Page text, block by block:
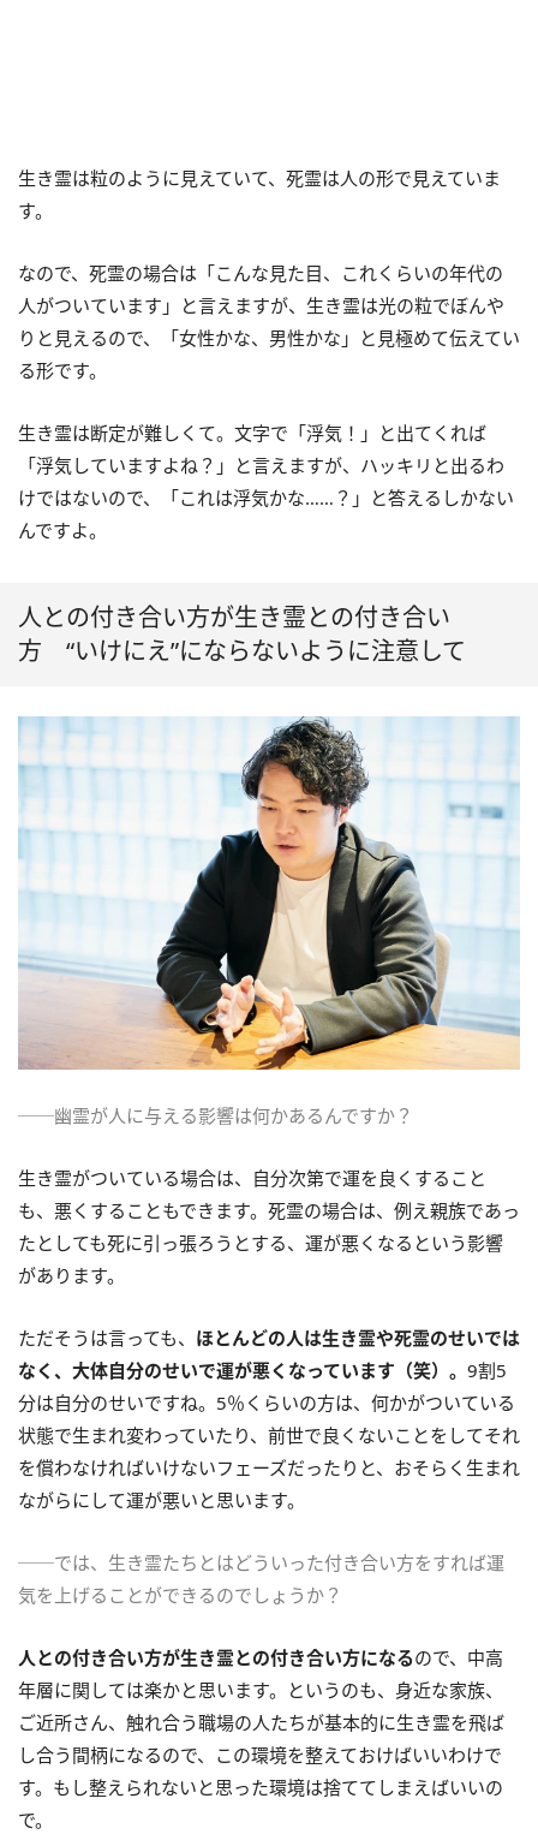
生き霊は粒のように見えていて、死霊は人の形で見えていま
す。
なので、死霊の場合は「こんな見た目、これくらいの年代の
人がついています」と言えますが、生き霊は光の粒でぼんや
りと見えるので、「女性かな、男性かな」と見極めて伝えてい
る形です。
生き霊は断定が難しくて。文字で「浮気！」と出てくれば
「浮気していますよね？」と言えますが、ハッキリと出るわ
けではないので、「これは浮気かな……？」と答えるしかない
んですよ。
人との付き合い方が生き霊との付き合い
方 “いけにえ”にならないように注意して
──幽霊が人に与える影響は何かあるんですか？
生き霊がついている場合は、自分次第で運を良くすること
も、悪くすることもできます。死霊の場合は、例え親族であっ
たとしても死に引っ張ろうとする、運が悪くなるという影響
があります。
ただそうは言っても、 ほとんどの人は生き霊や死霊のせいでは
なく、大体自分のせいで運が悪くなっています（笑）。 9割5
分は自分のせいですね。5％くらいの方は、何かがついている
状態で生まれ変わっていたり、前世で良くないことをしてそれ
を償わなければいけないフェーズだったりと、おそらく生まれ
ながらにして運が悪いと思います。
──では、生き霊たちとはどういった付き合い方をすれば運
気を上げることができるのでしょうか？
人との付き合い方が生き霊との付き合い方になるので、中高
年層に関しては楽かと思います。というのも、身近な家族、
ご近所さん、触れ合う職場の人たちが基本的に生き霊を飛ば
し合う間柄になるので、この環境を整えておけばいいわけで
す。もし整えられないと思った環境は捨ててしまえばいいの
で。